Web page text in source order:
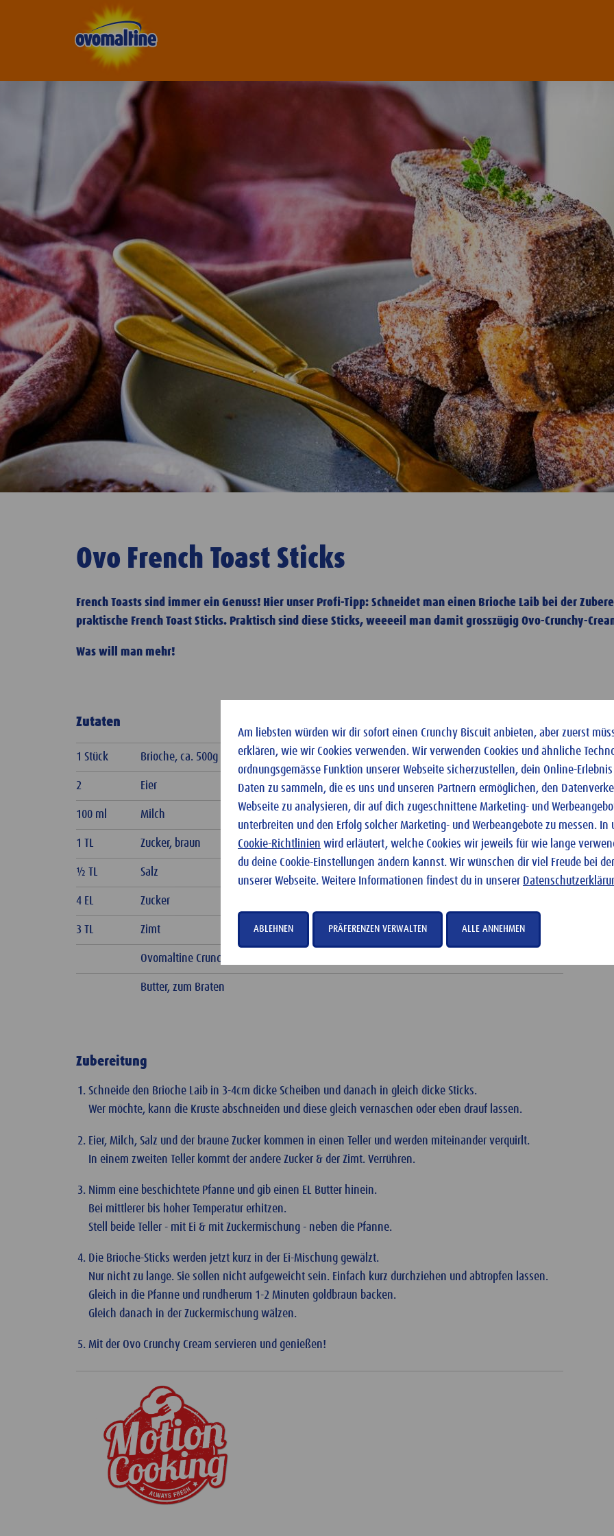
Ovo French Toast Sticks
French Toasts sind immer ein Genuss! Hier unser Profi-Tipp: Schneidet man einen Brioche Laib bei der
praktische French Toast Sticks. Praktisch sind diese Sticks, weeeeil man damit grosszügig Ovo-Crunchy-
Was will man mehr!
Zutaten
1 Stück Brioche, ca. 500g
2 Eier
100 ml Milch
1 TL Zucker, braun
½ TL Salz
4 EL Zucker
3 TL Zimt
Ovomaltine Crunchy Cream, zum Dippen & Garnieren
Butter, zum Braten
Zubereitung
Schneide den Brioche Laib in 3-4cm dicke Scheiben und danach in gleich dicke Sticks.
Wer möchte, kann die Kruste abschneiden und diese gleich vernaschen oder eben drauf lassen.
Eier, Milch, Salz und der braune Zucker kommen in einen Teller und werden miteinander verquirlt.
In einem zweiten Teller kommt der andere Zucker & der Zimt. Verrühren.
Nimm eine beschichtete Pfanne und gib einen EL Butter hinein.
Bei mittlerer bis hoher Temperatur erhitzen.
Stell beide Teller - mit Ei & mit Zuckermischung - neben die Pfanne.
Die Brioche-Sticks werden jetzt kurz in der Ei-Mischung gewälzt.
Nur nicht zu lange. Sie sollen nicht aufgeweicht sein. Einfach kurz durchziehen und abtropfen lassen.
Gleich in die Pfanne und rundherum 1-2 Minuten goldbraun backen.
Gleich danach in der Zuckermischung wälzen.
Mit der Ovo Crunchy Cream servieren und genießen!
Am liebsten würden wir dir sofort einen Crunchy Biscuit anbieten, aber zuerst
erklären, wie wir Cookies verwenden. Wir verwenden Cookies und ähnliche
ordnungsgemässe Funktion unserer Webseite sicherzustellen, dein Online-
Daten zu sammeln, die es uns und unseren Partnern ermöglichen, den
Webseite zu analysieren, dir auf dich zugeschnittene Marketing- und
unterbreiten und den Erfolg solcher Marketing- und Werbeangebote zu messen. In
Cookie-Richtlinien wird erläutert, welche Cookies wir jeweils für wie lange
du deine Cookie-Einstellungen ändern kannst. Wir wünschen dir viel Freude bei
unserer Webseite. Weitere Informationen findest du in unserer
ABLEHNEN PRÄFERENZEN VERWALTEN ALLE ANNEHMEN